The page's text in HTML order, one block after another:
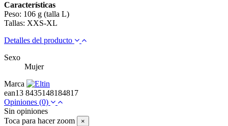
Características
Peso: 106 g (talla L)
Tallas: XXS-XL
Detalles del producto
Sexo
Mujer
Marca
ean13 8435148184817
Opiniones (0)
Sin opiniones
Toca para hacer zoom
×